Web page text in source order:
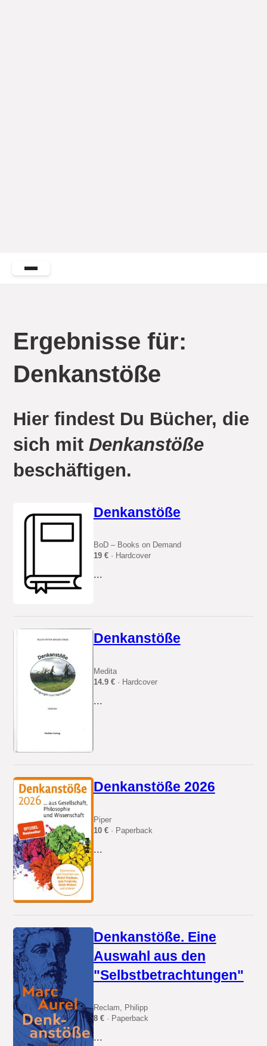
Ergebnisse für:
Denkanstöße
Hier findest Du Bücher, die
sich mitDenkanstöße
beschäftigen.
Denkanstöße
BoD – Books on Demand
19 €· Hardcover
...
Denkanstöße
Medita
14.9 €· Hardcover
...
Denkanstöße 2026
Piper
10 €· Paperback
...
Denkanstöße. Eine
Auswahl aus den
"Selbstbetrachtungen"
Reclam, Philipp
8 €· Paperback
...